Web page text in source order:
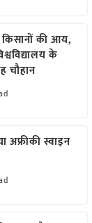
की आय,
के
चौहान
स्वाइन